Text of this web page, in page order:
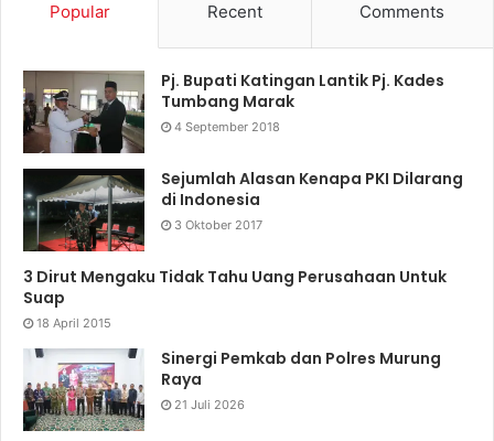
Popular Recent Comments
Pj. Bupati Katingan Lantik Pj. Kades
Tumbang Marak
4 September 2018
Sejumlah Alasan Kenapa PKI Dilarang
di Indonesia
3 Oktober 2017
3 Dirut Mengaku Tidak Tahu Uang Perusahaan Untuk
Suap
18 April 2015
Sinergi Pemkab dan Polres Murung
Raya
21 Juli 2026